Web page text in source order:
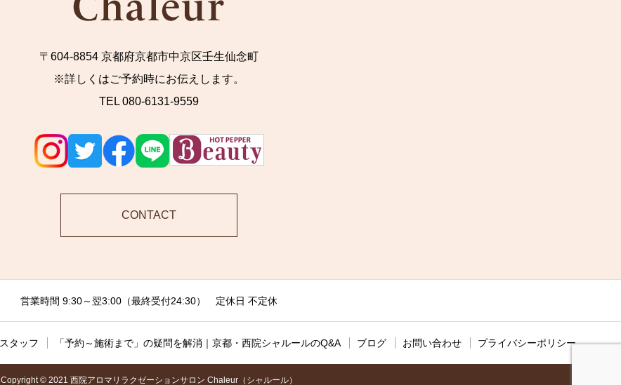
〒604-8854 京都府京都市中京区壬生仙念町
※詳しくはご予約時にお伝えします。
TEL 080-6131-9559
CONTACT
営業時間 9:30～翌3:00（最終受付24:30） 定休日 不定休
スタッフ 「予約～施術まで」の疑問を解消｜京都・西院シャルールのQ&A ブログ お問い合わせ プライバシーポリシー
Copyright © 2021 西院アロマリラクゼーションサロン Chaleur（シャルール）